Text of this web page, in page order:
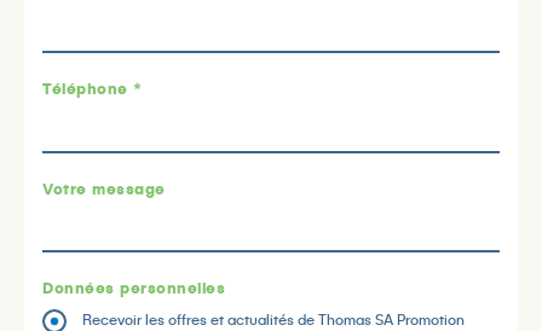
Téléphone *
Votre message
Données personnelles
Recevoir les offres et actualités de Thomas SA Promotion